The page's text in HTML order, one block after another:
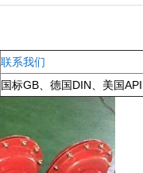
联系我们
国标GB、德国DIN、美国